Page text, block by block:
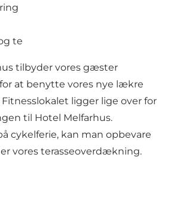
te
tilbyder vores gæster
at benytte vores nye lækre
ligger lige over for
til Hotel Melfarhus.
cykelferie, kan man opbevare
vores terasseoverdækning.